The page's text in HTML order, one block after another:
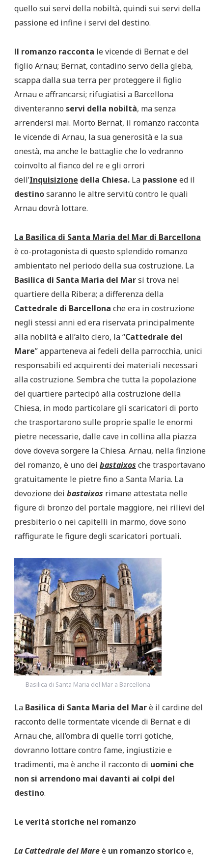
quello sui servi della nobiltà, quindi sui servi della
passione ed infine i servi del destino.
ll romanzo racconta le vicende di Bernat e del
figlio Arnau; Bernat, contadino servo della gleba,
scappa dalla sua terra per proteggere il figlio
Arnau e affrancarsi; rifugiatisi a Barcellona
diventeranno servi della nobiltà, ma senza
arrendersi mai. Morto Bernat, il romanzo racconta
le vicende di Arnau, la sua generosità e la sua
onestà, ma anche le battaglie che lo vedranno
coinvolto al fianco del re e gli orrori
dell’Inquisizione della Chiesa. La passione ed il
destinosaranno le altre servitù contro le quali
Arnau dovrà lottare.
La Basilica di Santa Maria del Mar di Barcellona
è co-protagonista di questo splendido romanzo
ambientato nel periodo della sua costruzione. La
Basilica di Santa Maria del Marsi trova nel
quartiere della Ribera; a differenza della
Cattedrale di Barcellona che era in costruzione
negli stessi anni ed era riservata principalmente
alla nobiltà e all’alto clero, la “Cattedrale del
Mare” apparteneva ai fedeli della parrocchia, unici
responsabili ed acquirenti dei materiali necessari
alla costruzione. Sembra che tutta la popolazione
del quartiere partecipò alla costruzione della
Chiesa, in modo particolare gli scaricatori di porto
che trasportarono sulle proprie spalle le enormi
pietre necessarie, dalle cave in collina alla piazza
dove doveva sorgere la Chiesa. Arnau, nella finzione
del romanzo, è uno dei bastaixos che trasportavano
gratuitamente le pietre fino a Santa Maria. La
devozione dei bastaixos rimane attestata nelle
figure di bronzo del portale maggiore, nei rilievi del
presbiterio o nei capitelli in marmo, dove sono
raffigurate le figure degli scaricatori portuali.
Basilica di Santa Maria del Mar a Barcellona
La Basilica di Santa Maria del Marè il cardine del
racconto delle tormentate vicende di Bernat e di
Arnau che, all’ombra di quelle torri gotiche,
dovranno lottare contro fame, ingiustizie e
tradimenti, ma è anche il racconto di uomini che
non si arrendono mai davanti ai colpi del
destino.
Le verità storiche nel romanzo
La Cattedrale del Mareè un romanzo storicoe,